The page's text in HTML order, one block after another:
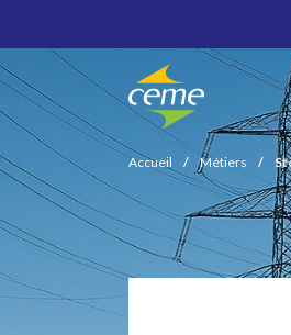
Accueil / Métiers /